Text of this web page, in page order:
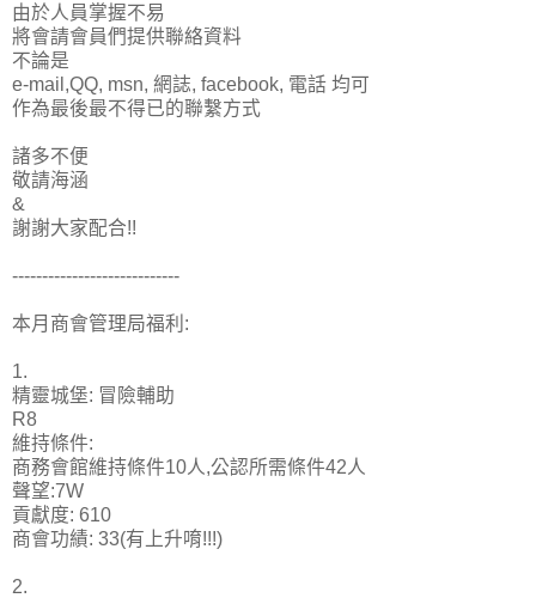
由於人員掌握不易
將會請會員們提供聯絡資料
不論是
e-mail,QQ, msn, 網誌, facebook, 電話 均可
作為最後最不得已的聯繫方式
諸多不便
敬請海涵
&
謝謝大家配合!!
----------------------------
本月商會管理局福利:
1.
精靈城堡: 冒險輔助
R8
維持條件:
商務會館維持條件10人,公認所需條件42人
聲望:7W
貢獻度: 610
商會功績: 33(有上升唷!!!)
2.